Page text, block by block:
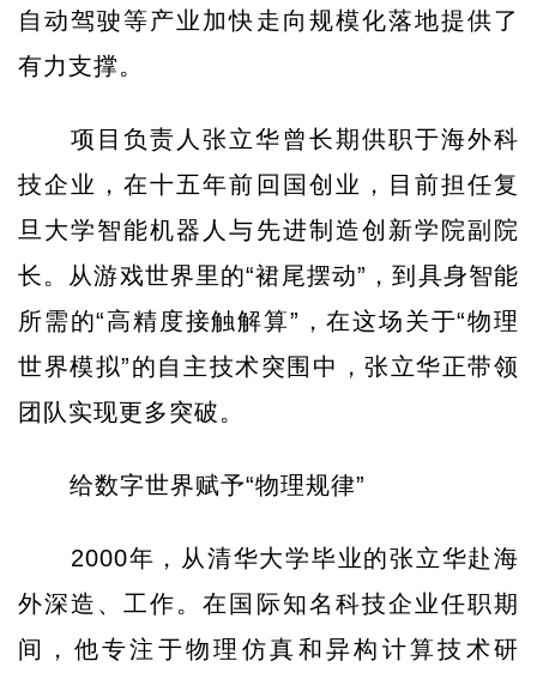
自动驾驶等产业加快走向规模化落地提供了
有力支撑。
项目负责人张立华曾长期供职于海外科
技企业，在十五年前回国创业，目前担任复
旦大学智能机器人与先进制造创新学院副院
长。从游戏世界里的“裙尾摆动”，到具身智能
所需的“高精度接触解算”，在这场关于“物理
世界模拟”的自主技术突围中，张立华正带领
团队实现更多突破。
给数字世界赋予“物理规律”
2000年，从清华大学毕业的张立华赴海
外深造、工作。在国际知名科技企业任职期
间，他专注于物理仿真和异构计算技术研